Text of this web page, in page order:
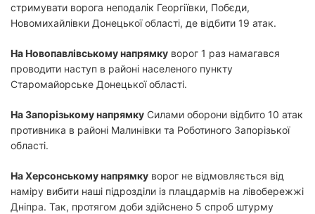
стримувати ворога неподалік Георгіївки, Побєди,
Новомихайлівки Донецької області, де відбити 19 атак.
На Новопавлівському напрямку ворог 1 раз намагався
проводити наступ в районі населеного пункту
Старомайорське Донецької області.
На Запорізькому напрямку Силами оборони відбито 10 атак
противника в районі Малинівки та Роботиного Запорізької
області.
На Херсонському напрямку ворог не відмовляється від
наміру вибити наші підрозділи із плацдармів на лівобережжі
Дніпра. Так, протягом доби здійснено 5 спроб штурму